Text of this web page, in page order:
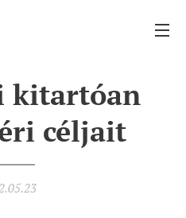
kitartóan
céljait